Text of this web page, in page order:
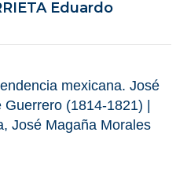
Eduardo
mexicana. José
(1814-1821) |
José Magaña Morales